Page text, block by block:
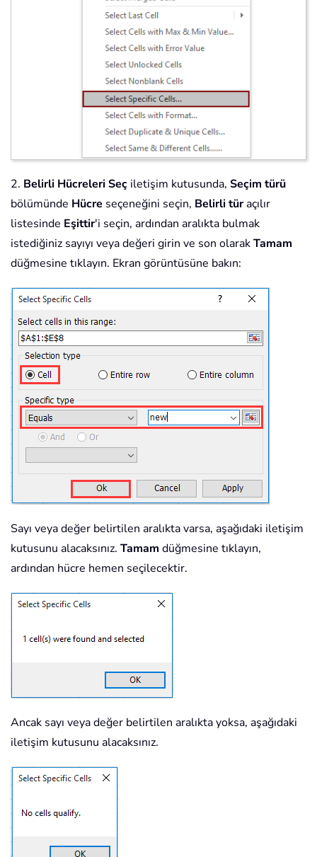
2. Belirli Hücreleri Seç iletişim kutusunda, Seçim türü
bölümünde Hücre seçeneğini seçin, Belirli türaçılır
listesinde Eşittir'i seçin, ardından aralıkta bulmak
istediğiniz sayıyı veya değeri girin ve son olarakTamam
düğmesine tıklayın. Ekran görüntüsüne bakın:
Sayı veya değer belirtilen aralıkta varsa, aşağıdaki iletişim
kutusunu alacaksınız. Tamam düğmesine tıklayın,
ardından hücre hemen seçilecektir.
Ancak sayı veya değer belirtilen aralıkta yoksa, aşağıdaki
iletişim kutusunu alacaksınız.